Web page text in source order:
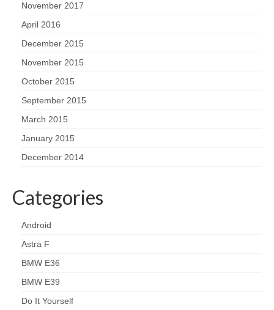
November 2017
April 2016
December 2015
November 2015
October 2015
September 2015
March 2015
January 2015
December 2014
Categories
Android
Astra F
BMW E36
BMW E39
Do It Yourself